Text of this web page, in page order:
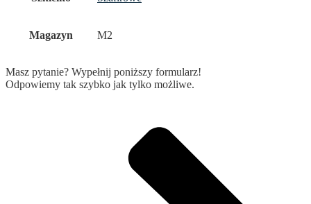
Magazyn M2
Masz pytanie? Wypełnij poniższy formularz!
Odpowiemy tak szybko jak tylko możliwe.